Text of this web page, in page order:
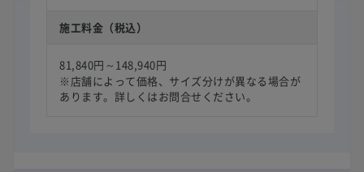
施工料金（税込）
81,840円～148,940円
※店舗によって価格、サイズ分けが異なる場合が
あります。詳しくはお問合せください。